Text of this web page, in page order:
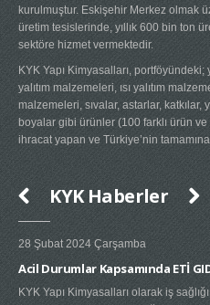
kurulmuştur. Eskişehir Merkez olmak
üretim tesislerinde, yıllık 600 bin ton
sektöre hizmet vermektedir.
KYK Yapı Kimyasalları, portföyündeki;
yalıtım malzemeleri, ısı yalıtım
malzemeleri, sıvalar, astarlar, katkılar,
boyalar gibi ürünler (100 farklı ürün
ihracat yapan ve Türkiye’nin
KYK Haberler
28 Şubat 2024 Çarşamba
Acil Durumlar Kapsamında ETİ
KYK Yapı Kimyasalları olarak iş